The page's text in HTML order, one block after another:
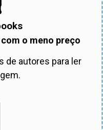
o meno preço
de autores para ler